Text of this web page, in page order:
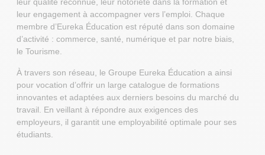
leur engagement à accompagner vers l’emploi. Chaque
membre d’Eureka Éducation est réputé dans son domaine
d’activité : commerce, santé, numérique et par notre biais,
le Tourisme.
À travers son réseau, le Groupe Eureka Éducation a ainsi
pour vocation d’offrir un large catalogue de formations
innovantes et adaptées aux derniers besoins du marché du
travail. En veillant à répondre aux exigences des
employeurs, il garantit une employabilité optimale pour ses
étudiants.